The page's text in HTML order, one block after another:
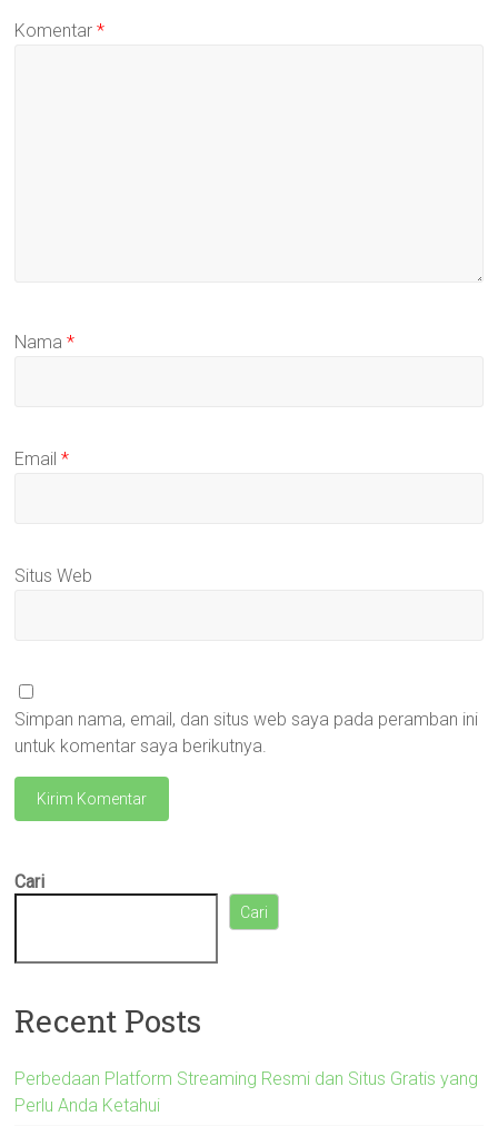
Komentar*
Nama*
Email*
Situs Web
Simpan nama, email, dan situs web saya pada peramban ini
untuk komentar saya berikutnya.
Cari
Cari
Recent Posts
Perbedaan Platform Streaming Resmi dan Situs Gratis yang
Perlu Anda Ketahui